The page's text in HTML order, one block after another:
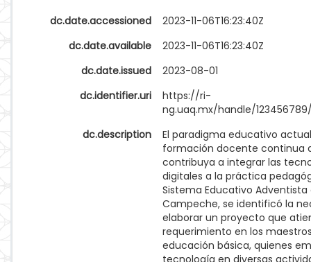
dc.date.accessioned
2023-11-06T16:23:40Z
dc.date.available
2023-11-06T16:23:40Z
dc.date.issued
2023-08-01
dc.identifier.uri
https://ri-
ng.uaq.mx/handle/
dc.description
El paradigma educativo
formación docente continua
contribuya a integrar las
digitales a la práctica
Sistema Educativo Adventista
Campeche, se identificó la
elaborar un proyecto que
requerimiento en los
educación básica, quienes
tecnología en diversas